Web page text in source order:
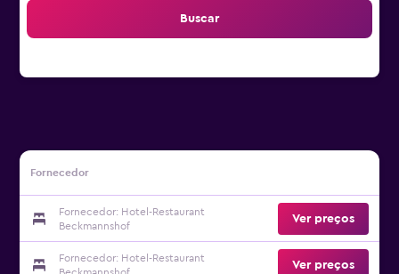
Buscar
Fornecedor
Fornecedor: Hotel-Restaurant
Beckmannshof
Ver preços
Fornecedor: Hotel-Restaurant
Ver preços